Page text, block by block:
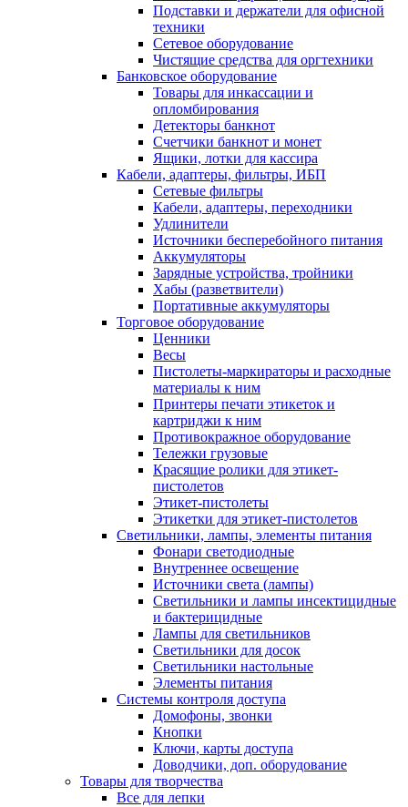
Подставки и держатели для офисной
техники
Сетевое оборудование
Чистящие средства для оргтехники
Банковское оборудование
Товары для инкассации и
опломбирования
Детекторы банкнот
Счетчики банкнот и монет
Ящики, лотки для кассира
Кабели, адаптеры, фильтры, ИБП
Сетевые фильтры
Кабели, адаптеры, переходники
Удлинители
Источники бесперебойного питания
Аккумуляторы
Зарядные устройства, тройники
Хабы (разветвители)
Портативные аккумуляторы
Торговое оборудование
Ценники
Весы
Пистолеты-маркираторы и расходные
материалы к ним
Принтеры печати этикеток и
картриджи к ним
Противокражное оборудование
Тележки грузовые
Красящие ролики для этикет-
пистолетов
Этикет-пистолеты
Этикетки для этикет-пистолетов
Светильники, лампы, элементы питания
Фонари светодиодные
Внутреннее освещение
Источники света (лампы)
Светильники и лампы инсектицидные
и бактерицидные
Лампы для светильников
Светильники для досок
Светильники настольные
Элементы питания
Системы контроля доступа
Домофоны, звонки
Кнопки
Ключи, карты доступа
Доводчики, доп. оборудование
Товары для творчества
Все для лепки